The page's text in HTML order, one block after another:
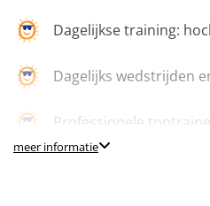
Dagelijkse training:
Dagelijks wedstrijden
Professionele
meer informatie